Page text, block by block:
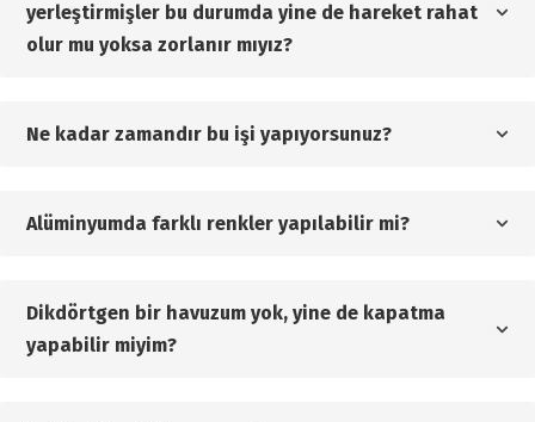
yerleştirmişler bu durumda yine de hareket rahat
olur mu yoksa zorlanır mıyız?
Ne kadar zamandır bu işi yapıyorsunuz?
Alüminyumda farklı renkler yapılabilir mi?
Dikdörtgen bir havuzum yok, yine de kapatma
yapabilir miyim?